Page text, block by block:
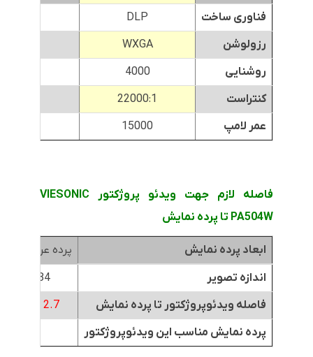
فناوری ساخت DLP
رزولوشن
WXGA
روشنایی
4000
کنتراست
22000:1
عمر لامپ
15000
فاصله لازم جهت ویدئو پروژکتور VIESONIC
PA504W تا پرده نمایش
ابعاد پرده نمایش
پرده عرض 1.8متر
اندازه تصویر
84 اینچ
فاصله ویدئوپروژکتور تا پرده نمایش
2.7 تا 3 متر
پرده نمایش مناسب این ویدئوپروژکتور